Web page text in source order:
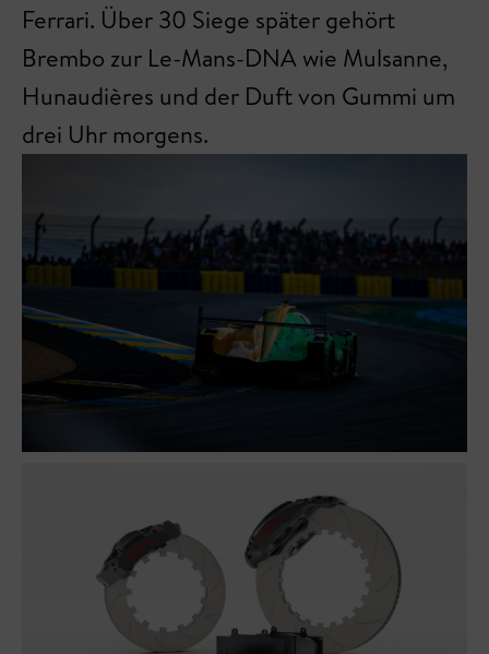
Ferrari. Über 30 Siege später gehört
Brembo zur Le-Mans-DNA wie Mulsanne,
Hunaudières und der Duft von Gummi um
drei Uhr morgens.